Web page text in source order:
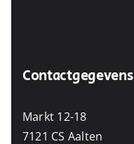
Contactgegevens
Markt 12-18
7121 CS Aalten